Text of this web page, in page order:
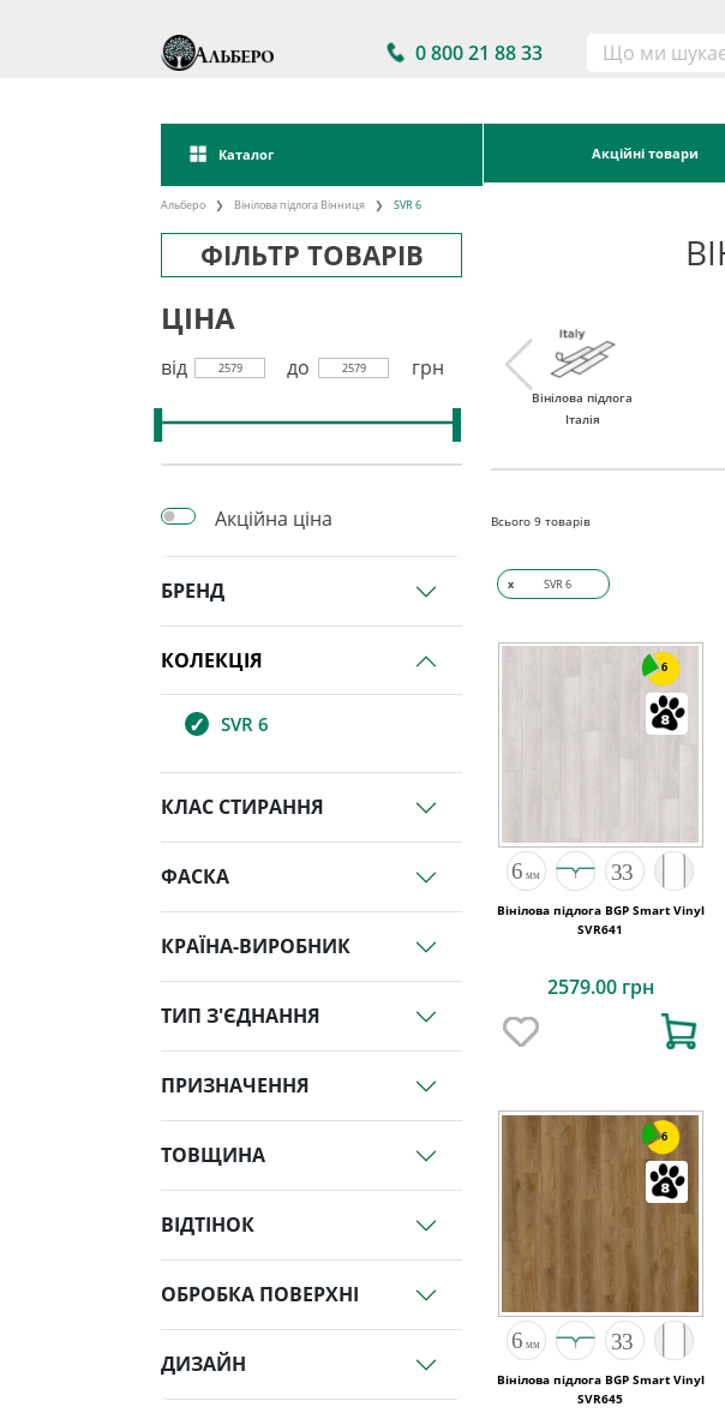
0 800 21 88 33
Каталог Акційні товари
Альберо Вінілова підлога Вінниця SVR 6
ФІЛЬТР ТОВАРІВ
ЦІНА
від 2579 до 2579 грн
Акційна ціна
БРЕНД
КОЛЕКЦІЯ
SVR 6
КЛАС СТИРАННЯ
ФАСКА
КРАЇНА-ВИРОБНИК
ТИП З'ЄДНАННЯ
ПРИЗНАЧЕННЯ
ТОВЩИНА
ВІДТІНОК
ОБРОБКА ПОВЕРХНІ
ДИЗАЙН
підлогу
клейова
Вінілова підлога
Італія
Всього9 товарів
x SVR 6
6
Вінілова підлога BGP Smart Vinyl
SVR641
2579.00 грн
6
Вінілова підлога BGP Smart Vinyl
SVR645